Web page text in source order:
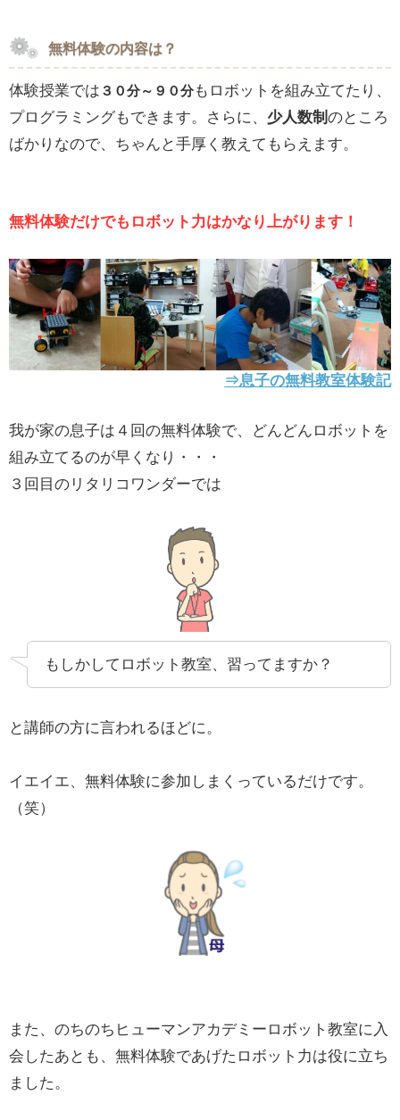
無料体験の内容は？
体験授業では ３０分～９０分もロボットを組み立てたり、
プログラミングもできます。さらに、 少人数制 のところ
ばかりなので、ちゃんと手厚く教えてもらえます。
無料体験だけでもロボット力はかなり上がります！
⇒息子の無料教室体験記
我が家の息子は４回の無料体験で、どんどんロボットを
組み立てるのが早くなり・・・
３回目のリタリコワンダーでは
もしかしてロボット教室、習ってますか？
と講師の方に言われるほどに。
イエイエ、無料体験に参加しまくっているだけです。
（笑）
また、のちのちヒューマンアカデミーロボット教室に入
会したあとも、無料体験であげたロボット力は役に立ち
ました。